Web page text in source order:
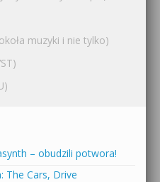
muzyki i nie tylko)
– obudzili potwora!
The Cars, Drive